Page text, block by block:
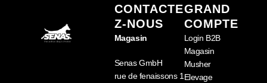
CONTACTE
Z-NOUS
Magasin
Senas GmbH
rue de fenaissons 1
GRAND
COMPTE
Login B2B
Magasin
Musher
Elevage